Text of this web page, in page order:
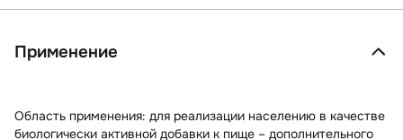
Применение
Область применения: для реализации населению в качестве
биологически активной добавки к пище – дополнительного